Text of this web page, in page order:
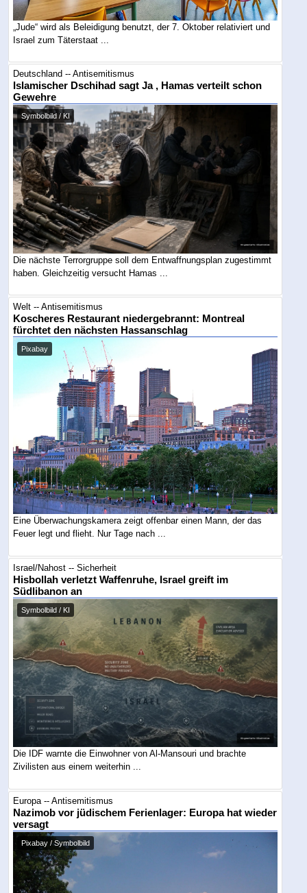
„Jude“ wird als Beleidigung benutzt, der 7. Oktober relativiert und
Israel zum Täterstaat ...
Deutschland -- Antisemitismus
Islamischer Dschihad sagt Ja , Hamas verteilt schon
Gewehre
Symbolbild / KI
Die nächste Terrorgruppe soll dem Entwaffnungsplan zugestimmt
haben. Gleichzeitig versucht Hamas ...
Welt -- Antisemitismus
Koscheres Restaurant niedergebrannt: Montreal
fürchtet den nächsten Hassanschlag
Pixabay
Eine Überwachungskamera zeigt offenbar einen Mann, der das
Feuer legt und flieht. Nur Tage nach ...
Israel/Nahost -- Sicherheit
Hisbollah verletzt Waffenruhe, Israel greift im
Südlibanon an
Symbolbild / KI
Die IDF warnte die Einwohner von Al-Mansouri und brachte
Zivilisten aus einem weiterhin ...
Europa -- Antisemitismus
Nazimob vor jüdischem Ferienlager: Europa hat wieder
versagt
Pixabay / Symbolbild